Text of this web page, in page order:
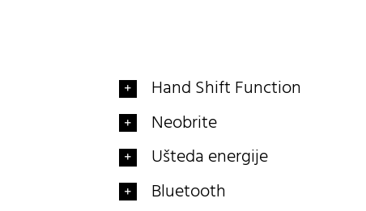
Hand Shift Function
Neobrite
Ušteda energije
Bluetooth